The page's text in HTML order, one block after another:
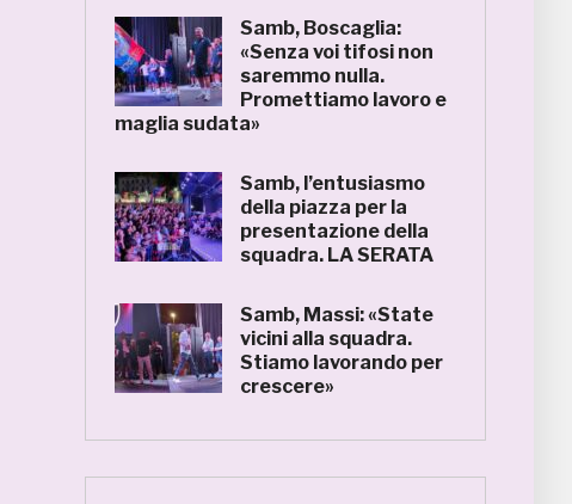
Samb, Boscaglia:
«Senza voi tifosi non
saremmo nulla.
Promettiamo lavoro e
maglia sudata»
Samb, l’entusiasmo
della piazza per la
presentazione della
squadra. LA SERATA
Samb, Massi: «State
vicini alla squadra.
Stiamo lavorando per
crescere»